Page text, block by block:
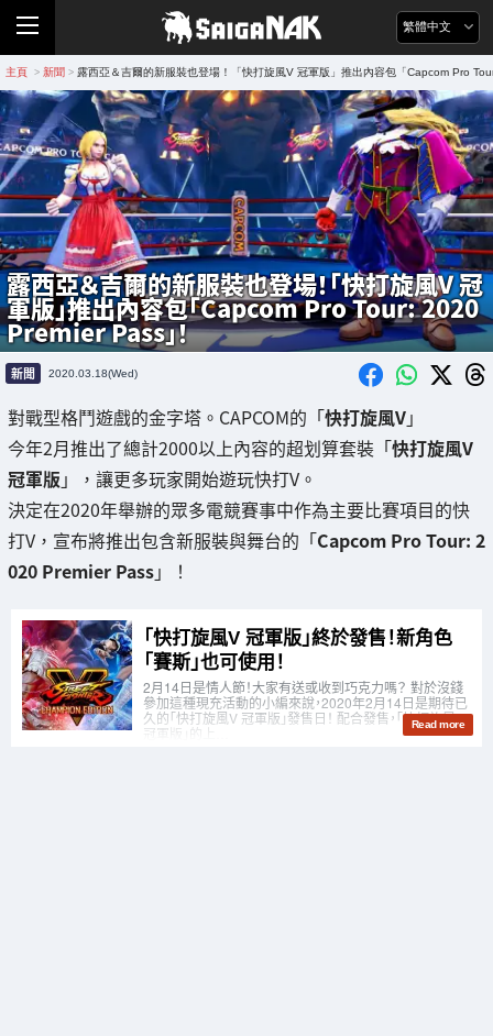
繁體中文
主頁 > 新聞 > 露西亞＆吉爾的新服裝也登場！「快打旋風V 冠軍版」推出內容包「Capcom Pro
露西亞＆吉爾的新服裝也登場！「快打旋風V 冠
軍版」推出內容包「Capcom Pro Tour: 2020
Premier Pass」！
新聞 2020.03.18(Wed)
對戰型格鬥遊戲的金字塔。CAPCOM的「快打旋風V」
今年2月推出了總計2000以上內容的超划算套裝「快打旋風V
冠軍版 」，讓更多玩家開始遊玩快打V。
決定在2020年舉辦的眾多電競賽事中作為主要比賽項目的快
打V，宣布將推出包含新服裝與舞台的「Capcom Pro Tour: 2
020 Premier Pass」！